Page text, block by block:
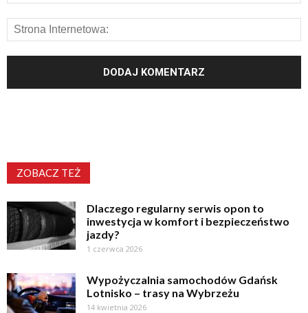
ZOBACZ TEŻ
Dlaczego regularny serwis opon to
inwestycja w komfort i bezpieczeństwo
jazdy?
1 czerwca 2026
Wypożyczalnia samochodów Gdańsk
Lotnisko – trasy na Wybrzeżu
14 kwietnia 2026